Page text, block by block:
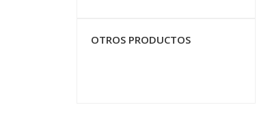
OTROS PRODUCTOS